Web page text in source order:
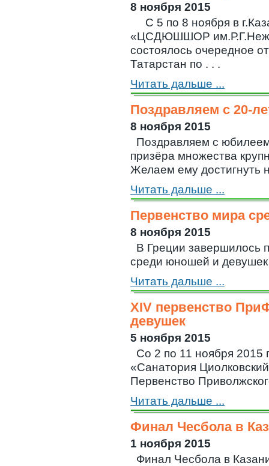
8 ноября 2015
C 5 по 8 ноября в
«ЦСДЮШШОР
состоялось очередное
Татарстан по . . .
Читать дальше ...
Поздравляем с 20-
8 ноября 2015
Поздравляем с
призёра множества
Желаем ему достигнуть
Читать дальше ...
Первенство мира
8 ноября 2015
В Греции завершилось
среди юношей и
Читать дальше ...
XIV первенство
девушек
5 ноября 2015
Со 2 по 11 ноября 2015
«Санатория
Первенство
Читать дальше ...
Финал Чесбола в
1 ноября 2015
Финал Чесбола в